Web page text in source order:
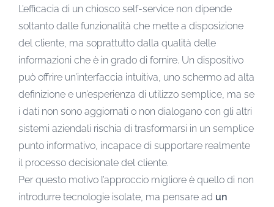
L’efficacia di un chiosco self-service non dipende
soltanto dalle funzionalità che mette a disposizione
del cliente, ma soprattutto dalla qualità delle
informazioni che è in grado di fornire. Un dispositivo
può offrire un’interfaccia intuitiva, uno schermo ad alta
definizione e un’esperienza di utilizzo semplice, ma se
i dati non sono aggiornati o non dialogano con gli altri
sistemi aziendali rischia di trasformarsi in un semplice
punto informativo, incapace di supportare realmente
il processo decisionale del cliente.
Per questo motivo l’approccio migliore è quello di non
introdurre tecnologie isolate, ma pensare ad un